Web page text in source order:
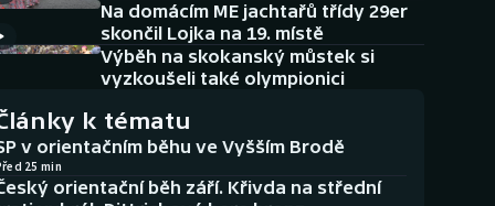
AZ kvíz
Na domácím ME jachtařů třídy 29er
skončil Lojka na 19. místě
Výběh na skokanský můstek si
vyzkoušeli také olympionici
k tématu
v orientačním běhu ve Vyšším Brodě
25 min
orientační běh září. Křivda na střední